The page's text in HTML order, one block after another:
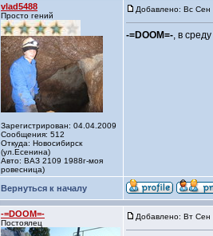
vlad5488
Просто гений
Зарегистрирован: 04.04.2009
Сообщения: 512
Откуда: Новосибирск
(ул.Есенина)
Авто: ВАЗ 2109 1988г-моя
ровесница)
Добавлено: Вс
-=DOOM=-, в
Вернуться к началу
-=DOOM=-
Постоялец
Добавлено: Вт